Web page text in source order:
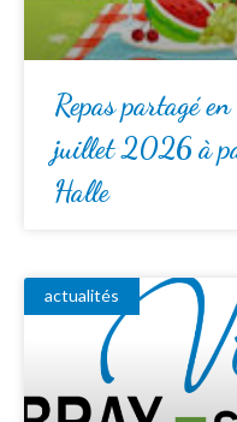
Repas partagé
juillet 2026 à
Halle
actualités